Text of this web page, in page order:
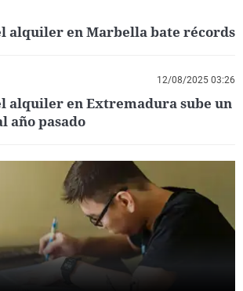
alquiler en Marbella bate récords
12/08/2025 03:26
alquiler en Extremadura sube un
año pasado